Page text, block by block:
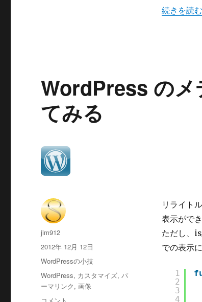
“投稿の個
続きを読む
み
パ
ー
ク
を
変
る
方
へ
の
WordPress のメ
てみる
リライト
表示がで
ただし、
での表示
1
2
3
4
投
稿
jim912
投
稿
2012年 12月 12日
カ
テ
WordPressの小技
タ
グ
WordPress, カスタマイズ,パ
ーマリンク,画像
WordPress